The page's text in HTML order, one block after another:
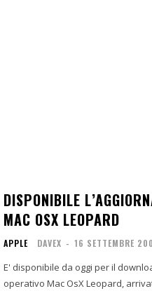
DISPONIBILE
MAC OSX LEOPARD
APPLE DAVEX - 16 SETTEMBRE
E' disponibile da oggi per il
operativo Mac OsX Leopard,